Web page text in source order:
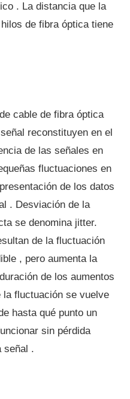
. La distancia que la
de fibra óptica tiene
cable de fibra óptica
reconstituyen en el
de las señales en
fluctuaciones en
de los datos
. Desviación de la
se denomina jitter.
de la fluctuación
, pero aumenta la
de los aumentos
la fluctuación se vuelve
hasta qué punto un
sin pérdida
señal .